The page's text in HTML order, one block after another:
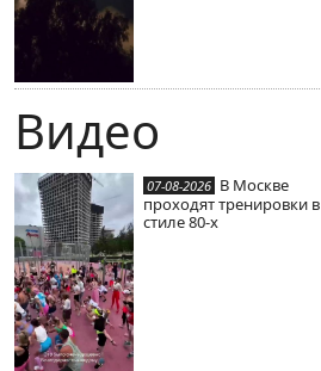
Видео
07-08-2026 В Москве
проходят тренировки в
стиле 80-х